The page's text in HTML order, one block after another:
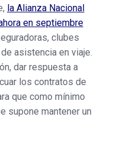
la Alianza Nacional
en septiembre
clubes
asistencia en viaje.
dar respuesta a
los contratos de
que como mínimo
supone mantener un